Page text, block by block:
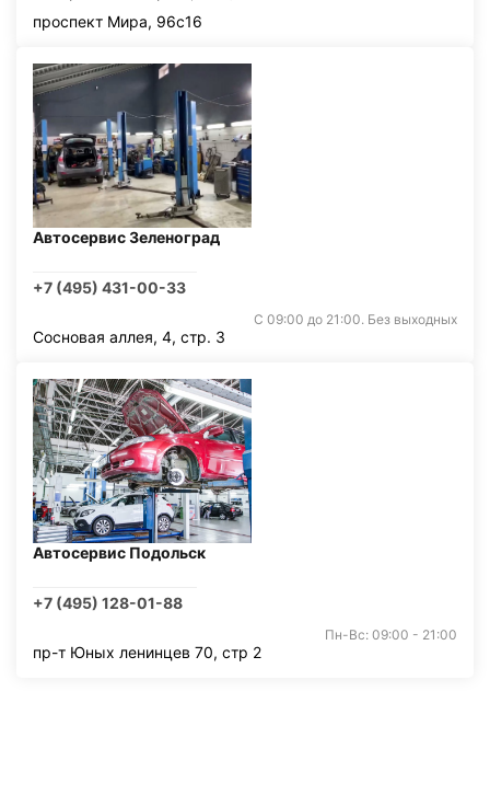
проспект Мира, 96с16
Автосервис Зеленоград
+7 (495) 431-00-33
С 09:00 до 21:00. Без выходных
Сосновая аллея, 4, стр. 3
Автосервис Подольск
+7 (495) 128-01-88
Пн-Вс: 09:00 - 21:00
пр-т Юных ленинцев 70, стр 2